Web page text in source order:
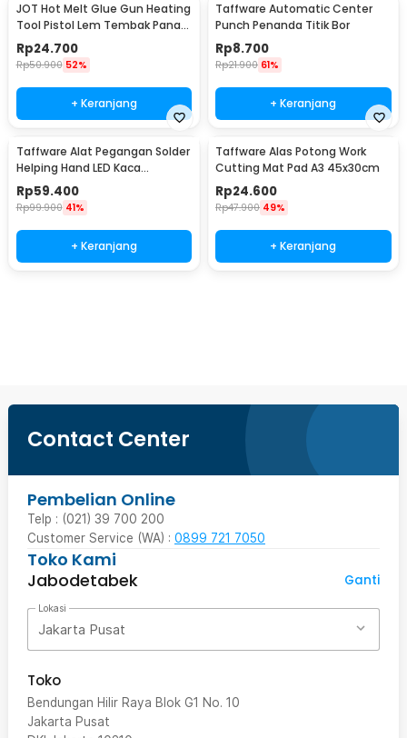
JOT Hot Melt Glue Gun Heating
Tool Pistol Lem Tembak Panas
20W - QT-302
Rp24.700
Rp50.900 52%
+ Keranjang
Taffware Automatic Center
Punch Penanda Titik Bor
Rp8.700
Rp21.900 61%
+ Keranjang
Taffware Alat Pegangan Solder
Helping Hand LED Kaca
Pembesar 3.5X - TE-801
Rp59.400
Rp99.900 41%
+ Keranjang
Taffware Alas Potong Work
Cutting Mat Pad A3 45x30cm
Rp24.600
Rp47.900 49%
+ Keranjang
Contact Center
Pembelian Online
Telp : (021) 39 700 200
Customer Service (WA) : 0899 721 7050
Toko Kami
Jabodetabek
Ganti
Lokasi
Jakarta Pusat
Toko
Bendungan Hilir Raya Blok G1 No. 10
Jakarta Pusat